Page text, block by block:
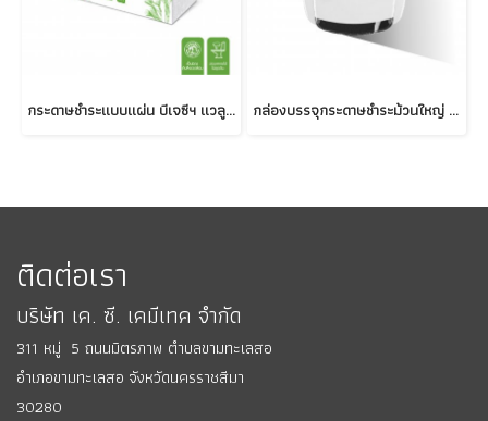
กระดาษชำระแบบแผ่น บีเจซีฯ แวลู 1 ชั้น 500 แผ่น กล่องบรรจุกระดาษชำระม้วนใหญ่ บีเจซีฯ รุ่น บิ๊ก (สีขาว)
ติดต่อเรา
บริษัท เค. ซี. เคมีเทค จำกัด
311 หมู่ 5 ถนนมิตรภาพ ตำบลขามทะเลสอ
อำเภอขามทะเลสอ จังหวัดนครราชสีมา
30280